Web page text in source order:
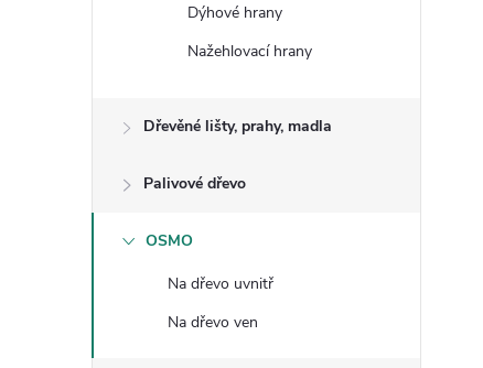
Dýhové hrany
Nažehlovací hrany
Dřevěné lišty, prahy, madla
Palivové dřevo
OSMO
Na dřevo uvnitř
Na dřevo ven